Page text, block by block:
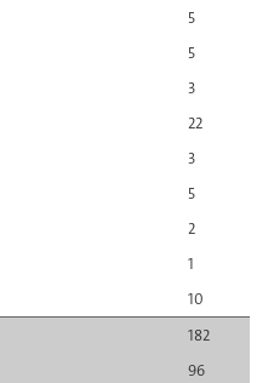
5
5
3
22
3
5
2
1
10
182
96